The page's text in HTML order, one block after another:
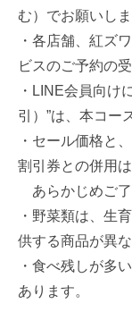
む）でお願いし
・各店舗、紅ズ
ビスのご予約の
・LINE会員向け
引）”は、本コー
・セール価格と
割引券との併用は
あらかじめご了
・野菜類は、生
供する商品が異な
・食べ残しが多
あります。